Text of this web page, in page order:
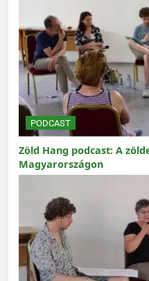
PODCAST
Zöld Hang podcast: A
Magyarországon